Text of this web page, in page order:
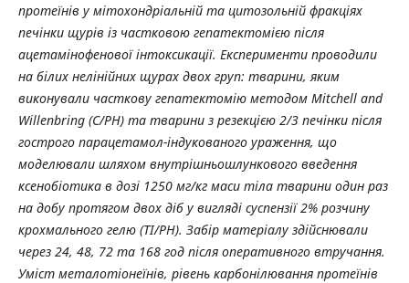
протеїнів у мітохондріальній та цитозольній фракціях
печінки щурів із частковою гепатектомією після
ацетамінофенової інтоксикації. Експерименти проводили
на білих нелінійних щурах двох груп: тварини, яким
виконували часткову гепатектомію методом Mitchell and
Willenbring (C/PH) та тварини з резекцією 2/3 печінки після
гострого парацетамол-індукованого ураження, що
моделювали шляхом внутрішньошлункового введення
ксенобіотика в дозі 1250 мг/кг маси тіла тварини один раз
на добу протягом двох діб у вигляді суспензії 2% розчину
крохмального гелю (TI/PH). Забір матеріалу здійснювали
через 24, 48, 72 та 168 год після оперативного втручання.
Уміст металотіонеїнів, рівень карбонілювання протеїнів